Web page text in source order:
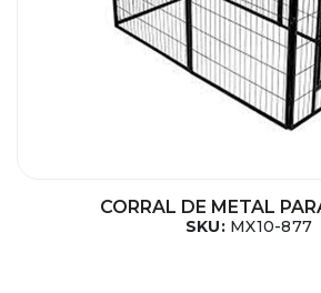
CORRAL DE METAL
SKU: MX10-877